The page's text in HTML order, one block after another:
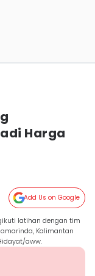
Harga
Add Us on Google
latihan dengan tim
Kalimantan
aww.